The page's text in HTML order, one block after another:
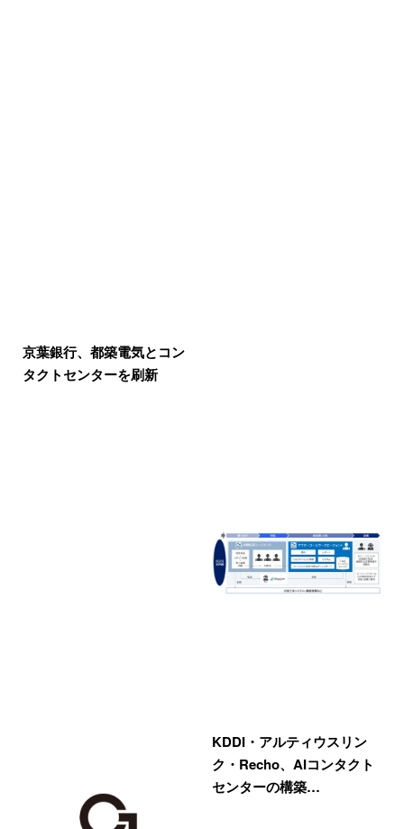
京葉銀行、都築電気とコン
タクトセンターを刷新
KDDI・アルティウスリン
ク・Recho、AIコンタクト
センターの構築…